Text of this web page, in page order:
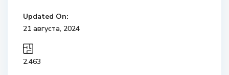
Updated On:
21 августа, 2024
2.463